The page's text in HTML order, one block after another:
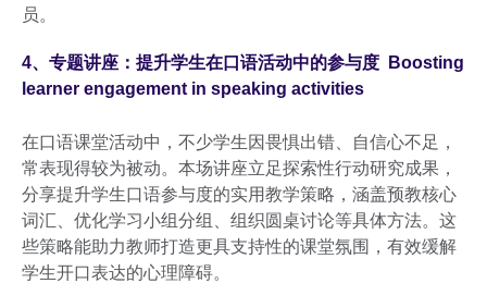
员。
4、专题讲座：提升学生在口语活动中的参与度 Boosting
learner engagement in speaking activities
在口语课堂活动中，不少学生因畏惧出错、自信心不足，
常表现得较为被动。本场讲座立足探索性行动研究成果，
分享提升学生口语参与度的实用教学策略，涵盖预教核心
词汇、优化学习小组分组、组织圆桌讨论等具体方法。这
些策略能助力教师打造更具支持性的课堂氛围，有效缓解
学生开口表达的心理障碍。